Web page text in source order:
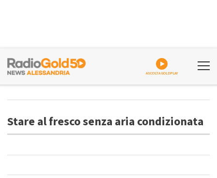
ASCOLTA GOLDPLAY
Stare al fresco senza aria condizionata